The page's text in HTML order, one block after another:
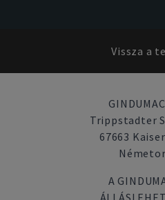
Vissza a
Trippstadter
67663
A